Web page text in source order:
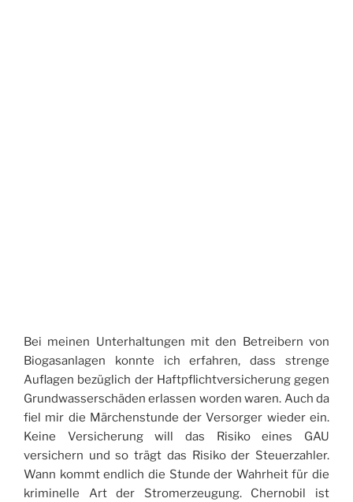
Bei meinen Unterhaltungen mit den Betreibern von
Biogasanlagen konnte ich erfahren, dass strenge
Auflagen bezüglich der Haftpflichtversicherung gegen
Grundwasserschäden erlassen worden waren. Auch da
fiel mir die Märchenstunde der Versorger wieder ein.
Keine Versicherung will das Risiko eines GAU
versichern und so trägt das Risiko der Steuerzahler.
Wann kommt endlich die Stunde der Wahrheit für die
kriminelle Art der Stromerzeugung. Chernobil ist